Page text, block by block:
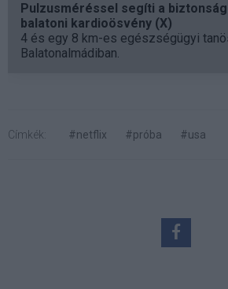
Pulzusméréssel segíti a
balatoni kardioösvény (X)
4 és egy 8 km-es egészségügyi
Balatonalmádiban.
Címkék: #netflix #próba #usa